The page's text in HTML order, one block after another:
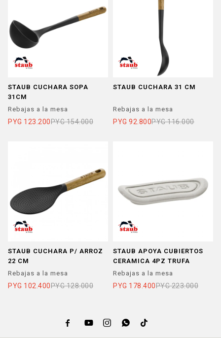
STAUB CUCHARA SOPA
31CM
Rebajas a la mesa
PYG 123.200PYG 154.000
STAUB CUCHARA 31 CM
Rebajas a la mesa
PYG 92.800PYG 116.000
STAUB CUCHARA P/ ARROZ
22 CM
Rebajas a la mesa
PYG 102.400PYG 128.000
STAUB APOYA CUBIERTOS
CERAMICA 4PZ TRUFA
Rebajas a la mesa
PYG 178.400PYG 223.000
    